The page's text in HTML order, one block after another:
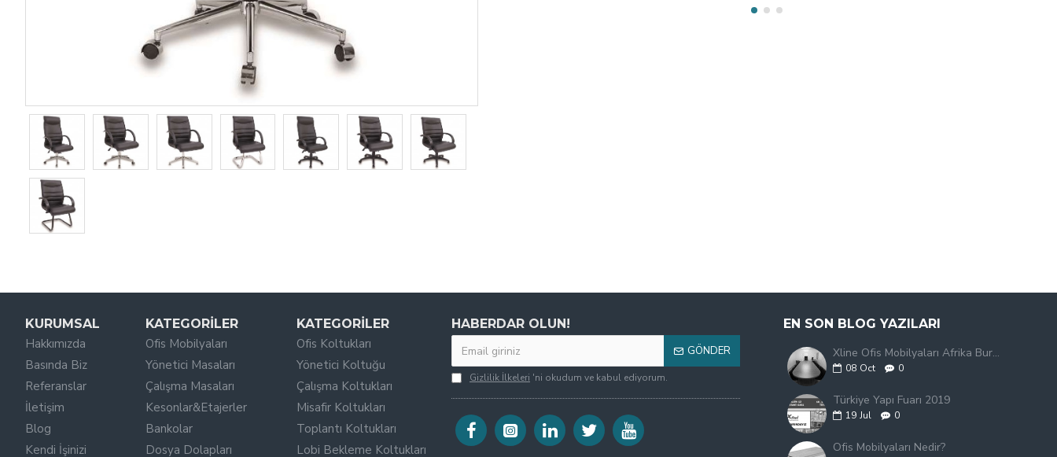
KURUMSAL
Hakkımızda
Basında Biz
Referanslar
İletişim
Blog
Kendi İşinizi
KATEGORILER
Ofis Mobilyaları
Yönetici Masaları
Çalışma Masaları
Kesonlar&Etajerler
Bankolar
Dosya Dolapları
KATEGORILER
Ofis Koltukları
Yönetici Koltuğu
Çalışma Koltukları
Misafir Koltukları
Toplantı Koltukları
Lobi Bekleme Koltukları
HABERDAR OLUN!
GÖNDER
Gizlilik İlkeleri 'ni okudum ve kabul ediyorum.
EN SON BLOG YAZILARI
Xline Ofis Mobilyaları Afrika Burkina Faso'da
08 Oct 0
Türkiye Yapı Fuarı 2019
19 Jul 0
Ofis Mobilyaları Nedir?